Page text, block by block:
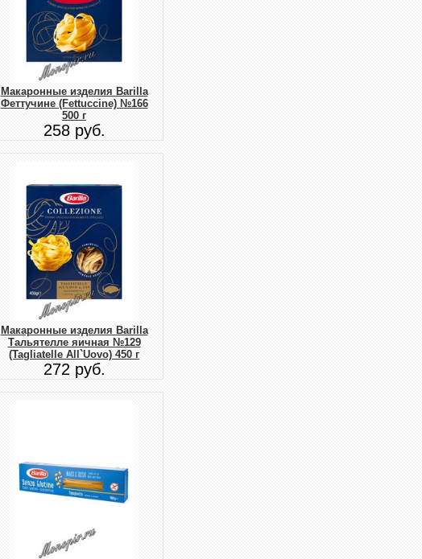
Макаронные изделия Barilla
Феттучине (Fettuccine) №166
500 г
258 руб.
Макаронные изделия Barilla
Тальятелле яичная №129
(Tagliatelle All`Uovo) 450 г
272 руб.